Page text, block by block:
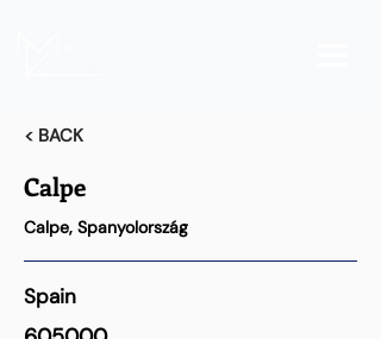
< BACK
Calpe
Calpe, Spanyolország
Spain